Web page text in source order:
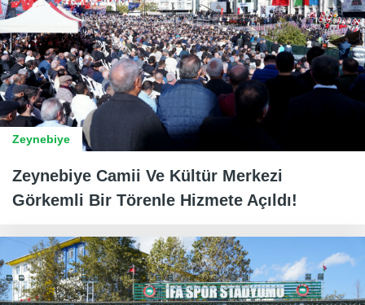
Zeynebiye
Zeynebiye Camii Ve Kültür Merkezi
Görkemli Bir Törenle Hizmete Açıldı!